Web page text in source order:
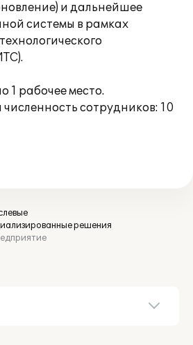
и дальнейшее
системы в рамках
1 рабочее место.
сотрудников: 10
решения